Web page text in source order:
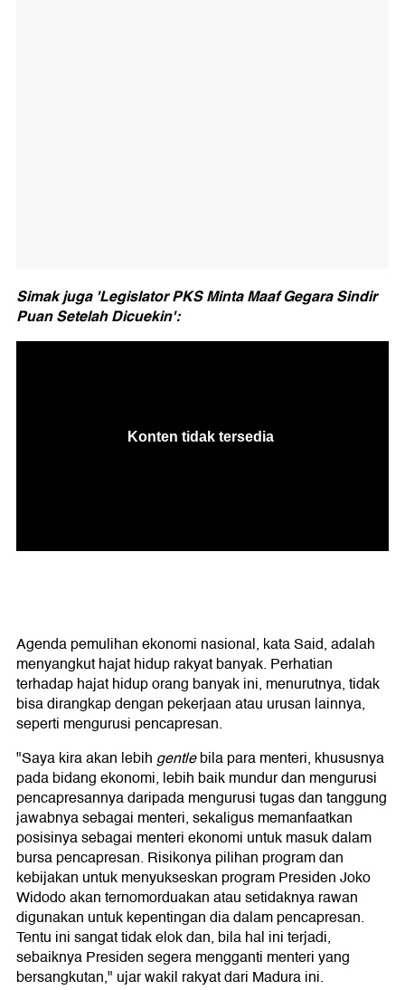
Simak juga 'Legislator PKS Minta Maaf Gegara Sindir
Puan Setelah Dicuekin':
Agenda pemulihan ekonomi nasional, kata Said, adalah
menyangkut hajat hidup rakyat banyak. Perhatian
terhadap hajat hidup orang banyak ini, menurutnya, tidak
bisa dirangkap dengan pekerjaan atau urusan lainnya,
seperti mengurusi pencapresan.
"Saya kira akan lebihgentlebila para menteri, khususnya
pada bidang ekonomi, lebih baik mundur dan mengurusi
pencapresannya daripada mengurusi tugas dan tanggung
jawabnya sebagai menteri, sekaligus memanfaatkan
posisinya sebagai menteri ekonomi untuk masuk dalam
bursa pencapresan. Risikonya pilihan program dan
kebijakan untuk menyukseskan program Presiden Joko
Widodo akan ternomorduakan atau setidaknya rawan
digunakan untuk kepentingan dia dalam pencapresan.
Tentu ini sangat tidak elok dan, bila hal ini terjadi,
sebaiknya Presiden segera mengganti menteri yang
bersangkutan," ujar wakil rakyat dari Madura ini.